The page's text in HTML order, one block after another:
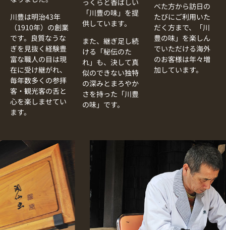
川豊は明治43年
（1910年）の創業
です。良質なうな
ぎを見抜く経験豊
富な職人の目は現
在に受け継がれ、
毎年数多くの参拝
客・観光客の舌と
心を楽しませてい
ます。
「川豊の味」を提
供しています。
また、継ぎ足し続
ける「秘伝のた
れ」も、決して真
似のできない独特
の深みとまろやか
さを持った「川豊
の味」です。
べた方から訪日の
たびにご利用いた
だく方まで、「川
豊の味」を楽しん
でいただける海外
のお客様は年々増
加しています。